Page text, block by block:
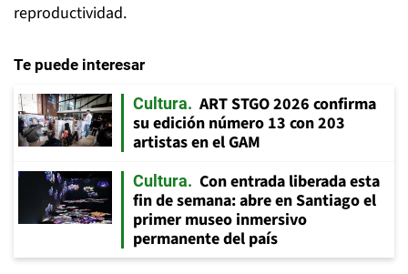
reproductividad.
Te puede interesar
Cultura
ART STGO 2026 confirma
su edición número 13 con 203
artistas en el GAM
Cultura
Con entrada liberada esta
fin de semana: abre en Santiago el
primer museo inmersivo
permanente del país